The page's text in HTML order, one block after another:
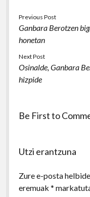
Previous Post
Ganbara Berotzen
honetan
Next Post
Osinalde, Ganbara
hizpide
Be First to
Utzi erantzuna
Zure e-posta
eremuak *